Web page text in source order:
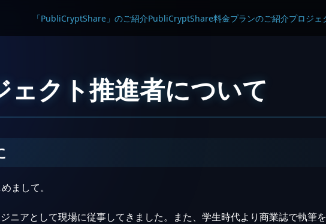
「PubliCryptShare」のご紹介PubliCryptShare料金プランのご紹介プロジェ
ェクト推進者について
まして。
ニアとして現場に従事してきました。また、学生時代より商業誌で執筆